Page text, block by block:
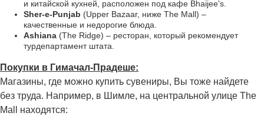
и китайской кухней, расположен под кафе Bhaijee's.
Sher-e-Punjab (Upper Bazaar, ниже The Mall) –
качественные и недорогие блюда.
Ashiana (The Ridge) – ресторан, который рекомендует
турдепартамент штата.
Покупки в Гимачал-Прадеше:
Магазины, где можно купить сувениры, Вы тоже найдете
без труда. Например, в Шимле, на центральной улице The
Mall находятся: